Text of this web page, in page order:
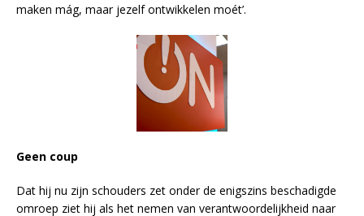
maken mág, maar jezelf ontwikkelen moét’.
Geen coup
Dat hij nu zijn schouders zet onder de enigszins beschadigde
omroep ziet hij als het nemen van verantwoordelijkheid naar